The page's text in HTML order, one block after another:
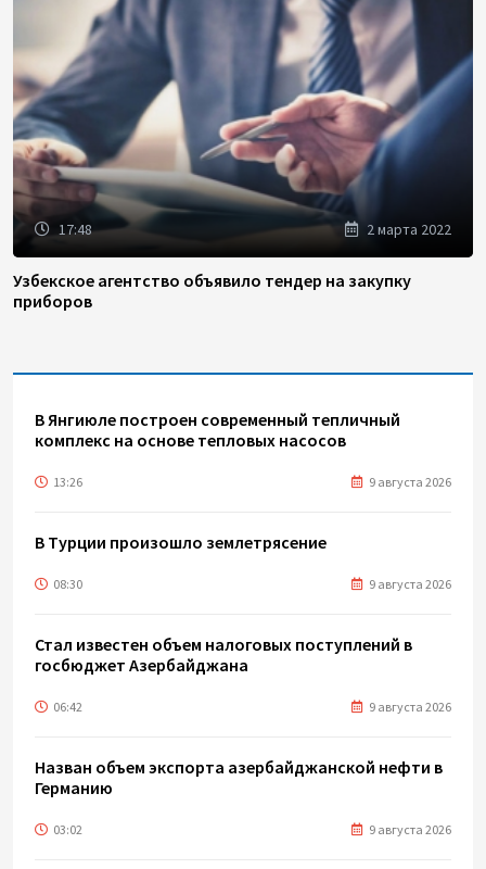
17:48 2 марта 2022
Узбекское агентство объявило тендер на закупку
приборов
В Янгиюле построен современный тепличный
комплекс на основе тепловых насосов
13:26 9 августа 2026
В Турции произошло землетрясение
08:30 9 августа 2026
Стал известен объем налоговых поступлений в
госбюджет Азербайджана
06:42 9 августа 2026
Назван объем экспорта азербайджанской нефти в
Германию
03:02 9 августа 2026